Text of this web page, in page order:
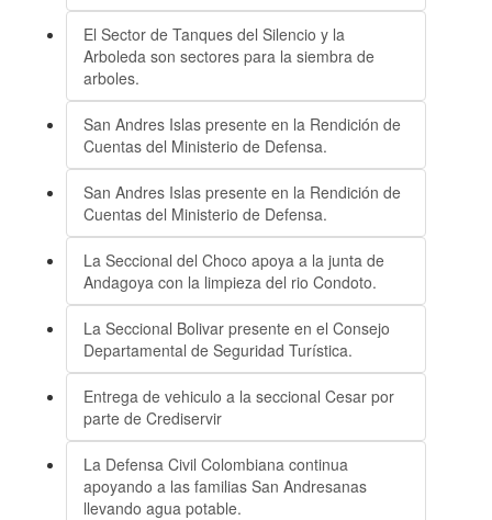
El Sector de Tanques del Silencio y la
Arboleda son sectores para la siembra de
arboles.
San Andres Islas presente en la Rendición de
Cuentas del Ministerio de Defensa.
San Andres Islas presente en la Rendición de
Cuentas del Ministerio de Defensa.
La Seccional del Choco apoya a la junta de
Andagoya con la limpieza del rio Condoto.
La Seccional Bolivar presente en el Consejo
Departamental de Seguridad Turística.
Entrega de vehiculo a la seccional Cesar por
parte de Crediservir
La Defensa Civil Colombiana continua
apoyando a las familias San Andresanas
llevando agua potable.